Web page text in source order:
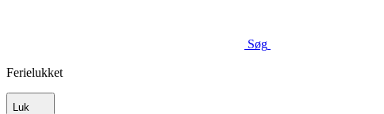
Søg
Ferielukket
Luk